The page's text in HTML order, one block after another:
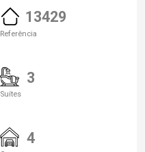
13429
Referência
3
Suítes
4